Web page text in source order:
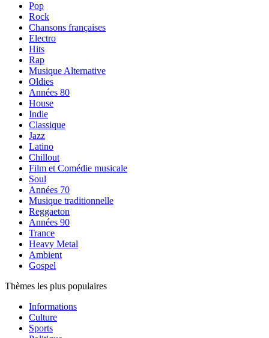
Pop
Rock
Chansons françaises
Electro
Hits
Rap
Musique Alternative
Oldies
Années 80
House
Indie
Classique
Jazz
Latino
Chillout
Film et Comédie musicale
Soul
Années 70
Musique traditionnelle
Reggaeton
Années 90
Trance
Heavy Metal
Ambient
Gospel
Thèmes les plus populaires
Informations
Culture
Sports